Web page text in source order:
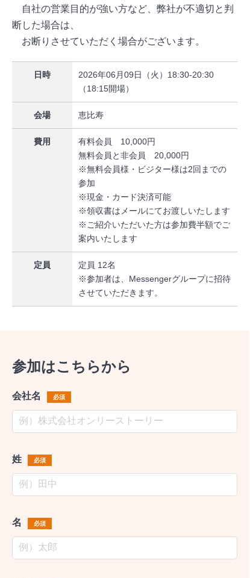
自社の営業目的が強い方など、弊社が不適切と判
断した場合は、
お断りさせていただく場合がございます。
日時
2026年06月09日（火）18:30-20:30
（18:15開場）
会場 恵比寿
費用
有料会員 10,000円
無料会員と非会員 20,000円
※無料会員様・ビジター様は2回までの
参加
※現金・カード決済可能
※領収書はメールにてお渡しいたします
※ご紹介いただいた方は参加費半額でご
案内いたします
定員
定員 12名
※参加者は、Messengerグループに招待
させていただきます。
参加はこちらから
会社名 必須
姓 必須
名 必須